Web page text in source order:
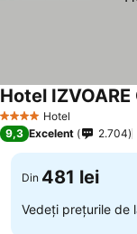
4 Stele Hotel
Hotel
9,3 Excelent 2.704
Din 481 lei
Vedeți prețurile de